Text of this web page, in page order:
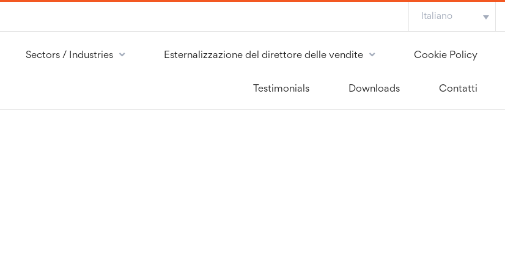
Italiano
Sectors / Industries Esternalizzazione del direttore delle vendite Cookie Policy
Testimonials Downloads Contatti